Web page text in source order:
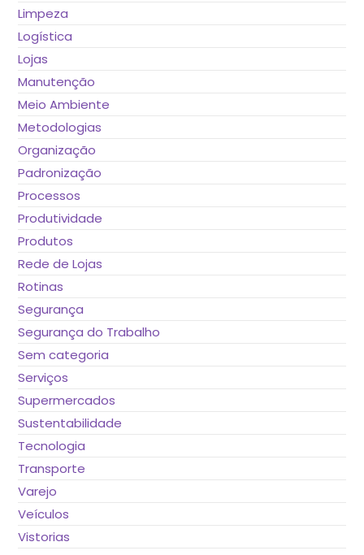
Limpeza
Logística
Lojas
Manutenção
Meio Ambiente
Metodologias
Organização
Padronização
Processos
Produtividade
Produtos
Rede de Lojas
Rotinas
Segurança
Segurança do Trabalho
Sem categoria
Serviços
Supermercados
Sustentabilidade
Tecnologia
Transporte
Varejo
Veículos
Vistorias